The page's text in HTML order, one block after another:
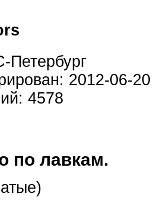
Петербург
2012-06-20
4578
по лавкам.